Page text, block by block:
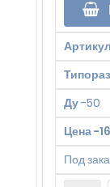
Артикул
Ду-50
Цена-
Под